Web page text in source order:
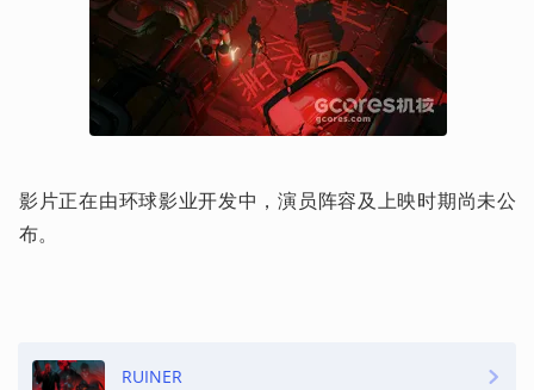
影片正在由环球影业开发中，演员阵容及上映时期尚未公
布。
RUINER